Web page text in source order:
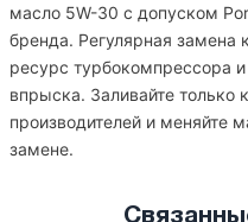
масло 5W-30 с допуском
бренда. Регулярная
ресурс турбокомпрессора
впрыска. Заливайте только
производителей и меняйте
замене.